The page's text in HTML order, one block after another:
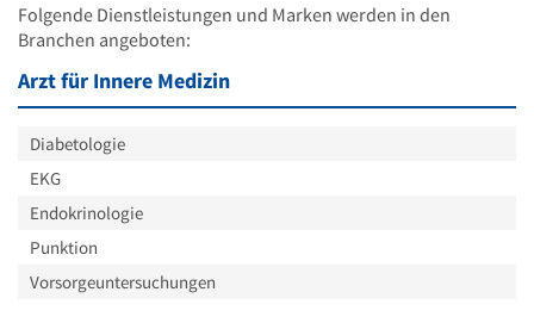
Folgende Dienstleistungen und Marken werden in den
Branchen angeboten:
Arzt für Innere Medizin
Diabetologie
EKG
Endokrinologie
Punktion
Vorsorgeuntersuchungen